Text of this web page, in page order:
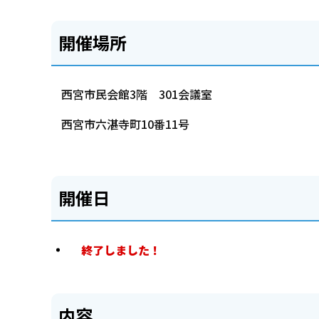
開催場所
西宮市民会館3階 301会議室
西宮市六湛寺町10番11号
開催日
終了しました！